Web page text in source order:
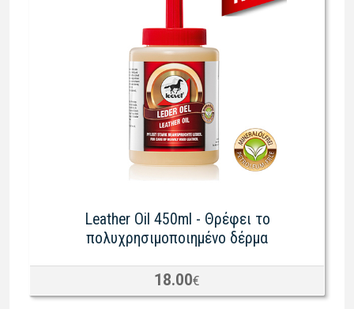
Leather Oil 450ml - Θρέφει το
πολυχρησιμοποιημένο δέρμα
18.00€